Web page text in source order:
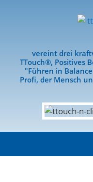
vereint drei
TTouch®, Positives
"Führen in
Profi, der Mensch